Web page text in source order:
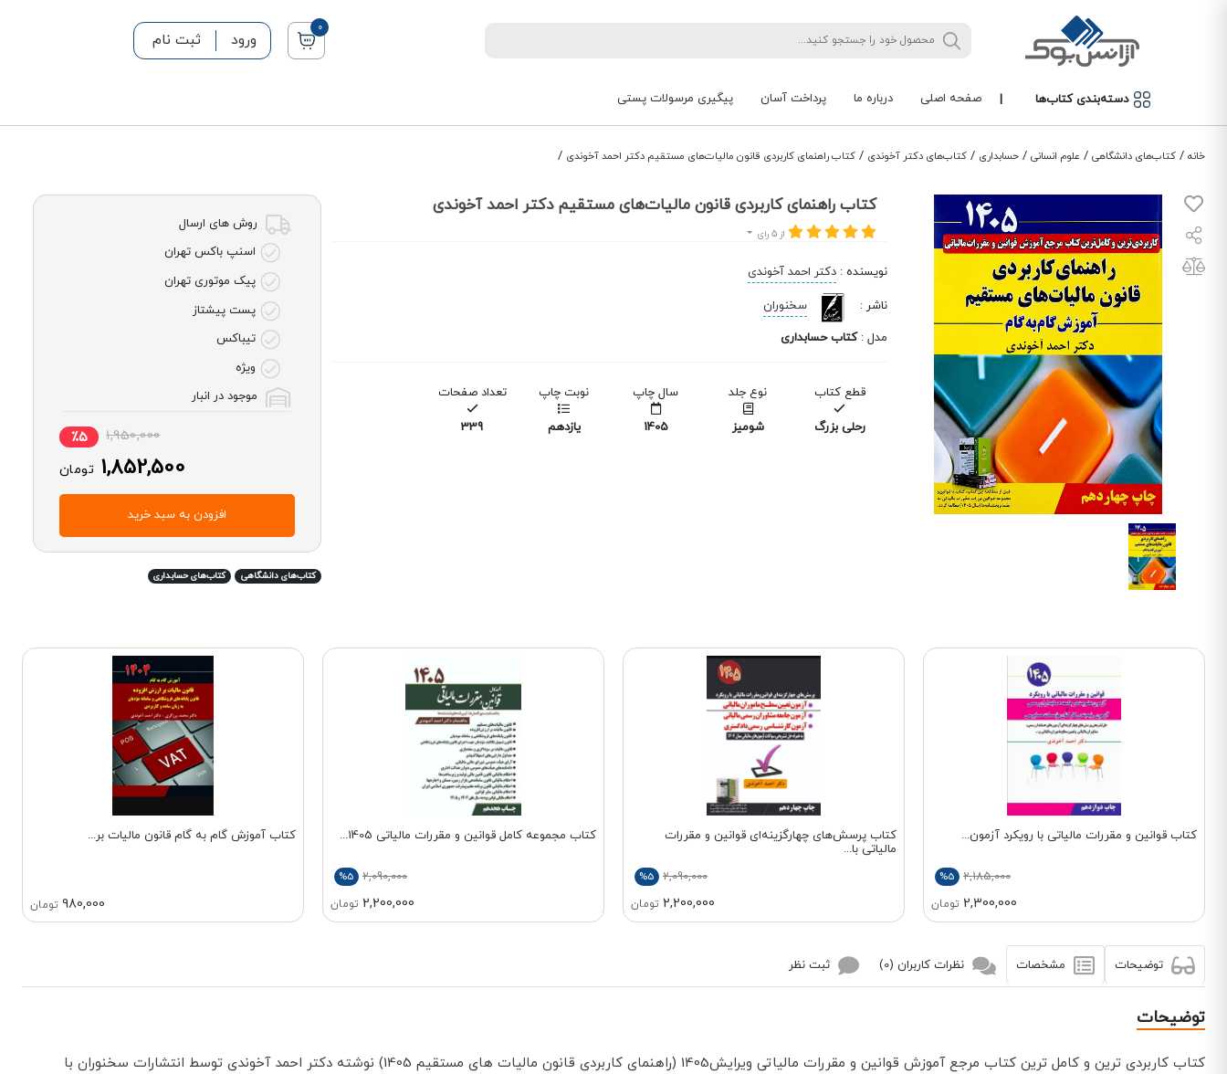
0
ورود ثبت نام
دسته‌بندی کتاب‌ها | صفحه اصلی درباره ما پرداخت آسان پیگیری مرسولات پستی
خانه / کتاب‌های دانشگاهی / علوم انسانی / حسابداری / کتاب‌های دکتر آخوندی / کتاب راهنمای کاربردی قانون مالیات‌های مستقیم دکتر احمد آخوندی /
کتاب راهنمای کاربردی قانون مالیات‌های مستقیم دکتر احمد آخوندی
از 5 رای
نویسنده : دکتر احمد آخوندی
ناشر :
سخنوران
مدل :کتاب حسابداری
قطع کتاب
رحلی بزرگ
نوع جلد
شومیز
سال چاپ
1405
نوبت چاپ
یازدهم
تعداد صفحات
339
روش های ارسال
اسنپ باکس تهران
پیک موتوری تهران
پست پیشتاز
تیباکس
ویژه
موجود در انبار
1,950,000 ٪5
1,852,500 تومان
افزودن به سبد خرید
کتاب‌های دانشگاهی کتاب‌های حسابداری
کتاب قوانین و مقررات مالیاتی با رویکرد آزمون...
2,185,000
%5
2,300,000 تومان
کتاب پرسش‌های چهارگزینه‌ای قوانین و مقررات
مالیاتی با...
2,090,000
%5
2,200,000 تومان
کتاب مجموعه کامل قوانین و مقررات مالیاتی 1405...
2,090,000
%5
2,200,000 تومان
کتاب آموزش گام به گام قانون مالیات بر...
980,000 تومان
توضیحات مشخصات نظرات کاربران (0) ثبت نظر
توضیحات
کتاب کاربردی ترین و کامل ترین کتاب مرجع آموزش قوانین و مقررات مالیاتی ویرایش1405 (راهنمای کاربردی قانون مالیات های مستقیم 1405) نوشته دکتر احمد آخوندی توسط انتشارات سخنوران با